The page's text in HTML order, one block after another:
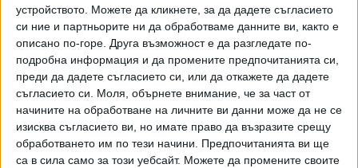
устройството. Можете да кликнете, за да дадете съгласието
си ние и партньорите ни да обработваме данните ви, както е
описано по-горе. Друга възможност е да разгледате по-
подробна информация и да промените предпочитанията си,
преди да дадете съгласието си, или да откажете да дадете
съгласието си.
Моля, обърнете внимание, че за част от
начините на обработване на личните ви данни може да не се
изисква съгласието ви, но имате право да възразите срещу
обработването им по тези начини. Предпочитанията ви ще
са в сила само за този уебсайт. Можете да промените своите
14 Май 2019
Производителите ще плащат за
приложенията на Google
23 Окт. 2018
ТУШ Разгледай всички